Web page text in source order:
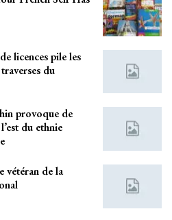
licences pile les
du
provoque de
du ethnie
vétéran de la